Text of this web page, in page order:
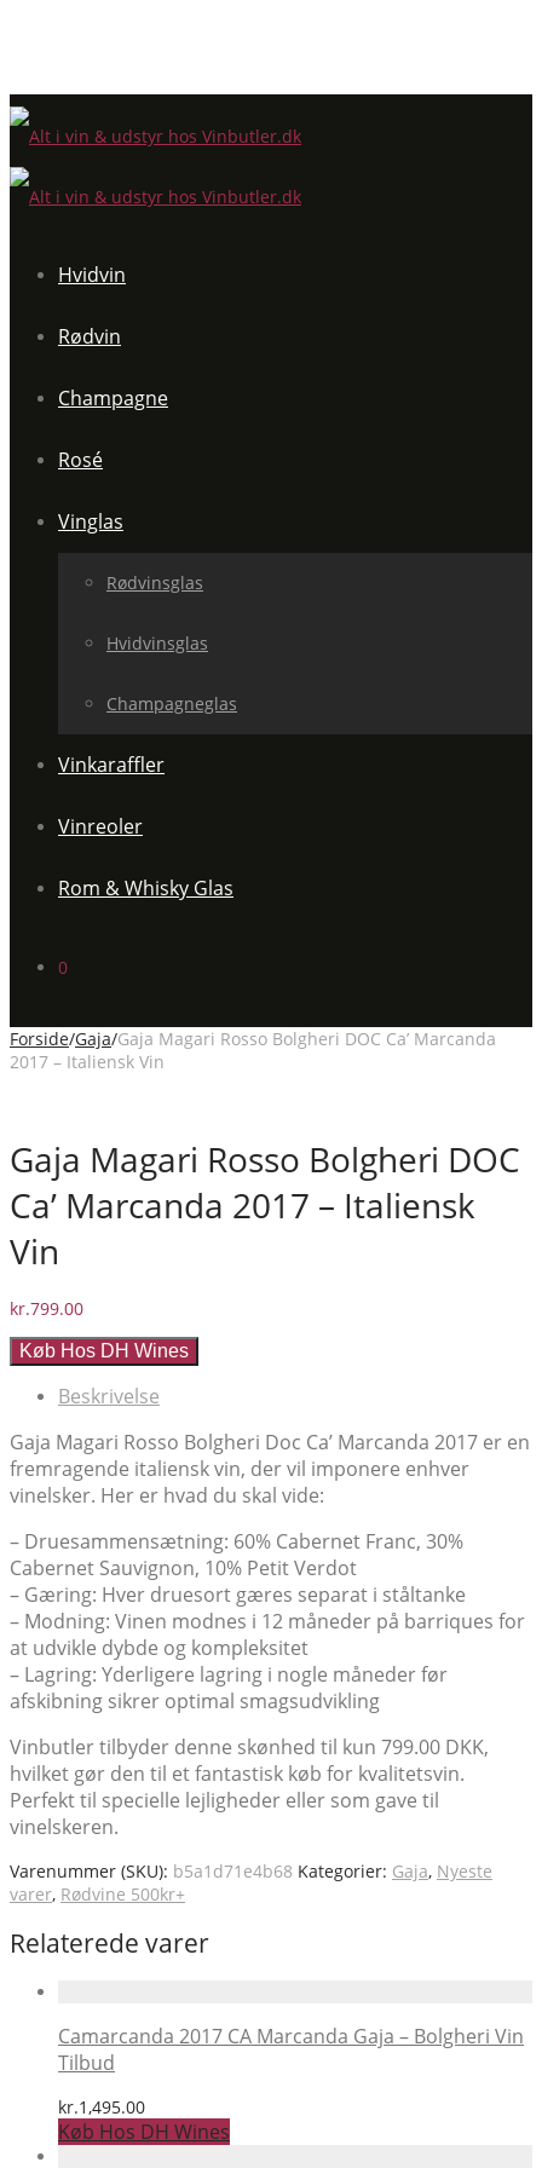
Hvidvin
Rødvin
Champagne
Rosé
Vinglas
Rødvinsglas
Hvidvinsglas
Champagneglas
Vinkaraffler
Vinreoler
Rom & Whisky Glas
0
Forside/Gaja/Gaja Magari Rosso Bolgheri DOC Ca’ Marcanda
2017 – Italiensk Vin
Gaja Magari Rosso Bolgheri DOC
Ca’ Marcanda 2017 – Italiensk
Vin
kr.799.00
Køb Hos DH Wines
Beskrivelse
Gaja Magari Rosso Bolgheri Doc Ca’ Marcanda 2017 er en
fremragende italiensk vin, der vil imponere enhver
vinelsker. Her er hvad du skal vide:
– Druesammensætning: 60% Cabernet Franc, 30%
Cabernet Sauvignon, 10% Petit Verdot
– Gæring: Hver druesort gæres separat i ståltanke
– Modning: Vinen modnes i 12 måneder på barriques for
at udvikle dybde og kompleksitet
– Lagring: Yderligere lagring i nogle måneder før
afskibning sikrer optimal smagsudvikling
Vinbutler tilbyder denne skønhed til kun 799.00 DKK,
hvilket gør den til et fantastisk køb for kvalitetsvin.
Perfekt til specielle lejligheder eller som gave til
vinelskeren.
Varenummer (SKU): b5a1d71e4b68 Kategorier: Gaja, Nyeste
varer, Rødvine 500kr+
Relaterede varer
Camarcanda 2017 CA Marcanda Gaja – Bolgheri Vin
Tilbud
kr.1,495.00
Køb Hos DH Wines